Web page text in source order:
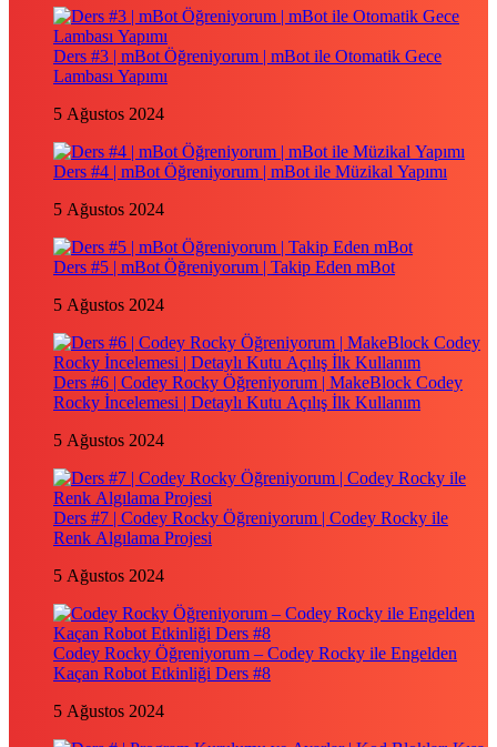
Ders #3 | mBot Öğreniyorum | mBot ile Otomatik Gece
Lambası Yapımı
5 Ağustos 2024
Ders #4 | mBot Öğreniyorum | mBot ile Müzikal Yapımı
5 Ağustos 2024
Ders #5 | mBot Öğreniyorum | Takip Eden mBot
5 Ağustos 2024
Ders #6 | Codey Rocky Öğreniyorum | MakeBlock Codey
Rocky İncelemesi | Detaylı Kutu Açılış İlk Kullanım
5 Ağustos 2024
Ders #7 | Codey Rocky Öğreniyorum | Codey Rocky ile
Renk Algılama Projesi
5 Ağustos 2024
Codey Rocky Öğreniyorum – Codey Rocky ile Engelden
Kaçan Robot Etkinliği Ders #8
5 Ağustos 2024